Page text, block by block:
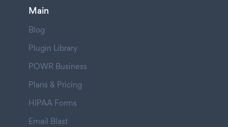
Main
Blog
Plugin Library
POWR Business
Plans & Pricing
HIPAA Forms
Email Blast